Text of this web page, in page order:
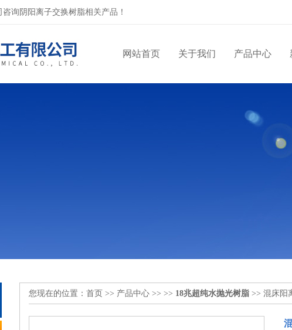
询阴阳离子交换树脂相关产品！
网站首页 关于我们 产品中心
您现在的位置： 首页 >> 产品中心 >> >> 18兆超纯水抛光树脂 >> 混床阳